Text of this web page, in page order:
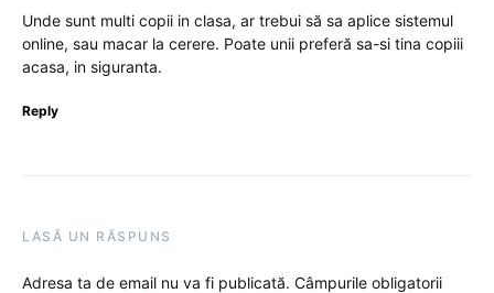
Unde sunt multi copii in clasa, ar trebui să sa aplice sistemul
online, sau macar la cerere. Poate unii preferă sa-si tina copiii
acasa, in siguranta.
Reply
LASĂ UN RĂSPUNS
Adresa ta de email nu va fi publicată. Câmpurile obligatorii